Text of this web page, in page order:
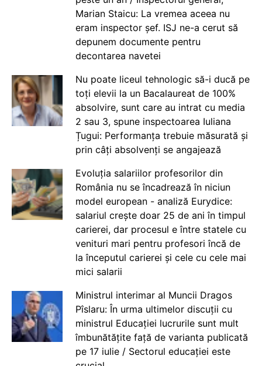
Marian Staicu: La vremea aceea nu
eram inspector șef. ISJ ne-a cerut să
depunem documente pentru
decontarea navetei
Nu poate liceul tehnologic să-i ducă pe
toți elevii la un Bacalaureat de 100%
absolvire, sunt care au intrat cu media
2 sau 3, spune inspectoarea Iuliana
Țugui: Performanța trebuie măsurată și
prin câți absolvenți se angajează
Evoluția salariilor profesorilor din
România nu se încadrează în niciun
model european - analiză Eurydice:
salariul crește doar 25 de ani în timpul
carierei, dar procesul e între statele cu
venituri mari pentru profesori încă de
la începutul carierei și cele cu cele mai
mici salarii
Ministrul interimar al Muncii Dragos
Pîslaru: În urma ultimelor discuții cu
ministrul Educației lucrurile sunt mult
îmbunătățite față de varianta publicată
pe 17 iulie / Sectorul educației este